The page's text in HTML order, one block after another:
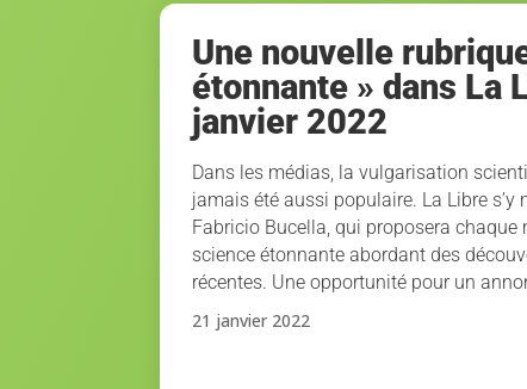
Une nouvelle
étonnante » dans La
janvier 2022
Dans les médias, la vulgarisation
jamais été aussi populaire. La Libre s’y
Fabricio Bucella, qui proposera chaque
science étonnante abordant des
récentes. Une opportunité pour un
21 janvier 2022